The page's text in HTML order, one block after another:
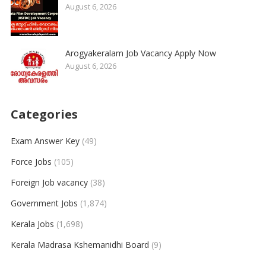
August 6, 2026
Arogyakeralam Job Vacancy Apply Now
August 6, 2026
Categories
Exam Answer Key(49)
Force Jobs (105)
Foreign Job vacancy(38)
Government Jobs (1,874)
Kerala Jobs (1,698)
Kerala Madrasa Kshemanidhi Board (9)